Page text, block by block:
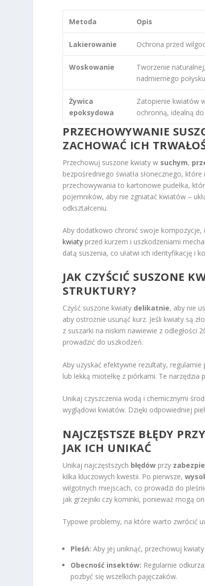
Metoda Opis
Lakierowanie Ochrona przed
Woskowanie
Tworzenie
nadmiernego
Żywica
epoksydowa
Zatopienie kwiatów
ochronną, idealną
PRZECHOWYWANIE
ZACHOWAĆ ICH
Przechowuj suszone kwiaty w suchym,
bezpośredniego światła słonecznego,
przechowywania to kartonowe pudełka,
pojemników, aby nie zgniatać kwiatów –
odkształceniu.
Aby dodatkowo chronić swoje
kwiaty przed kurzem i uszkodzeniami
datą suszenia, co ułatwi ich identyfikację i
JAK CZYŚCIĆ SUSZONE
STRUKTURY?
Czyść suszone kwiaty delikatnie, aby nie
aby ostrożnie usunąć kurz. Jeśli kwiaty są
z suszarki na niskim nawiewie z
prowadzić do uszkodzeń.
Aby uzyskać efektywne rezultaty,
lub lekką miotełkę z piórkami. Te
Unikaj czyszczenia wodą i chemicznymi
wyglądowi kwiatów. Dzięki odpowiedniej
NAJCZĘSTSZE BŁĘDY
JAK ICH UNIKAĆ
Unikaj najczęstszych błędów przy
kilka kluczowych kwestii. Po pierwsze,
wilgotnych miejscach, co prowadzi do
jak grzejniki czy kominki, ponieważ mogą
Typowe problemy, na które warto zwrócić
Pleśń: Aby jej uniknąć, przechowuj
Obecność insektów: Regularnie
pozbyć się wszelkich pajęczaków.